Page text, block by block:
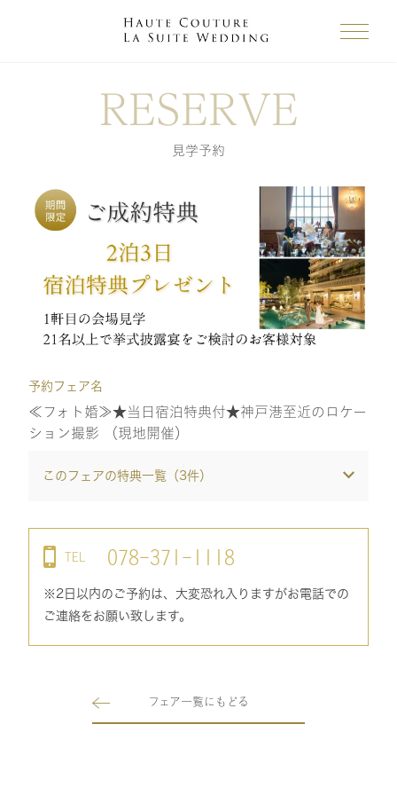
RESERVE
見学予約
予約フェア名
≪フォト婚≫★当日宿泊特典付★神戸港至近のロケー
ション撮影 （現地開催）
このフェアの特典一覧（3件）
TEL 078-371-1118
※2日以内のご予約は、大変恐れ入りますがお電話での
ご連絡をお願い致します。
フェア一覧にもどる